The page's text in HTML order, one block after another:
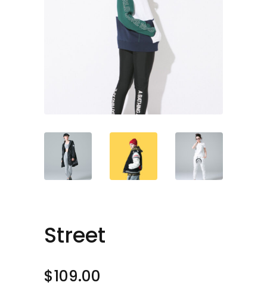
Street
$109.00